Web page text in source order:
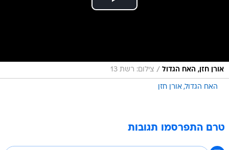
אורן חזן, האח הגדול / צילום: רשת 13
האח הגדול אורן חזן
טרם התפרסמו תגובות